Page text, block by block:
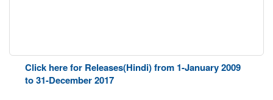
Click here for Releases(Hindi) from 1-January 2009
to 31-December 2017